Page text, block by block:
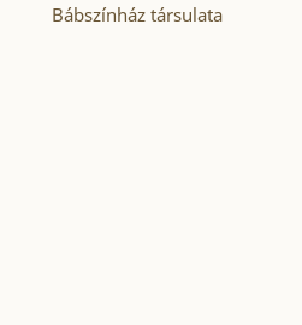
Bábszínház társulata